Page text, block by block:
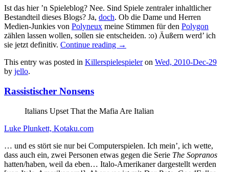
Ist das hier ’n Spieleblog? Nee. Sind Spiele zentraler inhaltlicher
Bestandteil dieses Blogs? Ja, doch. Ob die Dame und Herren
Medien-Junkies von Polyneux meine Stimmen für den Polygon
zählen lassen wollen, sollen sie entscheiden. :o) Äußern werd’ ich
sie jetzt definitiv. Continue reading →
This entry was posted in Killerspielespieleron Wed, 2010-Dec-29
by jello.
Rassistischer Nonsens
Italians Upset That the Mafia Are Italian
Luke Plunkett, Kotaku.com
… und es stört sie nur bei Computerspielen. Ich mein’, ich wette,
dass auch ein, zwei Personen etwas gegen die Serie The Sopranos
hatten/haben, weil da eben… Italo-Amerikaner dargestellt werden